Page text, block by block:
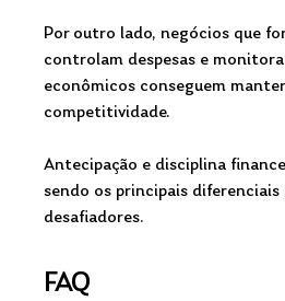
Por outro lado, negócios que
controlam despesas e
econômicos conseguem
competitividade.
Antecipação e disciplina
sendo os principais diferenciais
desafiadores.
FAQ